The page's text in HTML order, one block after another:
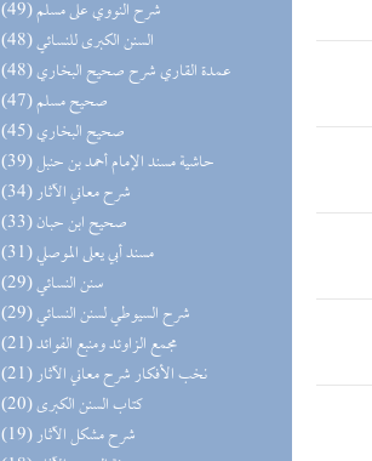
(49) شرح النووي على مسلم
(48) السنن الكبرى للنسائي
(48) عمدة القاري شرح صحيح البخاري
(47) صحيح مسلم
(45) صحيح البخاري
(39) حاشية مسند الإمام أحمد بن حنبل
(34) شرح معاني الآثار
(33) صحيح ابن حبان
(31) مسند أبي يعلى الموصلي
(29) سنن النسائي
(29) شرح السيوطي لسنن النسائي
(21) مجمع الزاوئد ومنبع الفوائد
(21) نخب الأفكار شرح معاني الآثار
(20) كتاب السنن الكبرى
(19) شرح مشكل الآثار